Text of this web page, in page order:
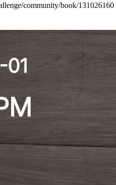
community/book/131026160